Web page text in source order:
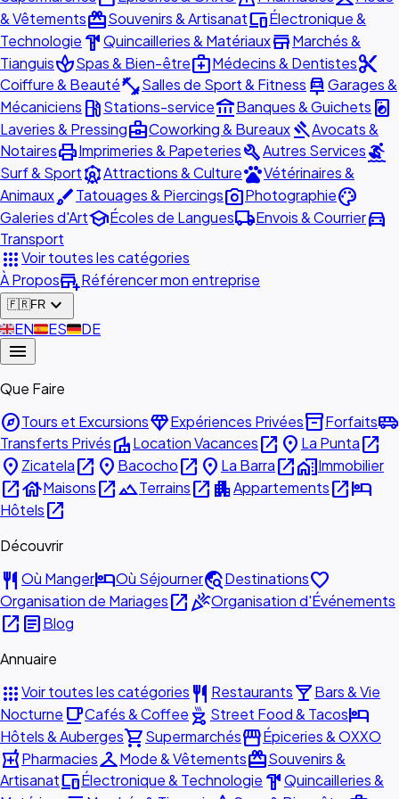
& VêtementsredeemSouvenirs & ArtisanatdevicesÉlectronique &
Technologie hardwareQuincailleries & MatériauxstoreMarchés &
TianguisspaSpas & Bien-êtremedical_servicesMédecins & Dentistescontent_cut
Coiffure & Beautéfitness_centerSalles de Sport & Fitness car_repairGarages &
Mécaniciens local_gas_stationStations-serviceaccount_balanceBanques & Guichets local_laundry_service
Laveries & Pressingbusiness_centerCoworking & BureauxgavelAvocats &
NotairesprintImprimeries & PapeteriesbuildAutres Servicessurfing
Surf & SportattractionsAttractions & CulturepetsVétérinaires &
AnimauxbrushTatouages & Piercingsphoto_cameraPhotographiepalette
Galeries d'ArtschoolÉcoles de Langueslocal_shippingEnvois & Courrierdirections_car
Transport
appsVoir toutes les catégories
À Proposadd_businessRéférencer mon entreprise
🇫🇷FR expand_more
🇬🇧EN🇪🇸ES🇩🇪DE
menu
Que Faire
exploreTours et ExcursionsdiamondExpériences Privéesinventory_2Forfaitsairport_shuttle
Transferts PrivésvillaLocation Vacancesopen_in_new place La Puntaopen_in_new
place Zicatelaopen_in_new place Bacochoopen_in_new place La Barraopen_in_newhome_workImmobilier
open_in_newhouseMaisonsopen_in_newlandscapeTerrainsopen_in_new apartmentAppartementsopen_in_newhotel
Hôtelsopen_in_new
Découvrir
restaurant Où MangerhotelOù Séjournertravel_exploreDestinationsfavorite
Organisation de Mariagesopen_in_newcelebrationOrganisation d'Événements
open_in_new articleBlog
Annuaire
appsVoir toutes les catégories restaurant Restaurantslocal_barBars & Vie
Nocturne local_cafeCafés & Coffee outdoor_grill Street Food & Tacoshotel
Hôtels & Aubergesshopping_cartSupermarchésstorefrontÉpiceries & OXXO
local_pharmacyPharmaciescheckroomMode & VêtementsredeemSouvenirs &
ArtisanatdevicesÉlectronique & Technologie hardwareQuincailleries &